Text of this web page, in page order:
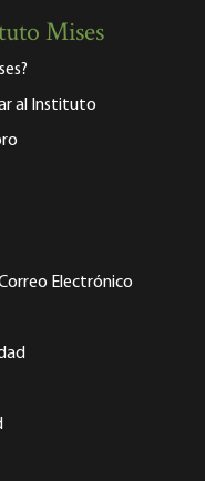
Mises
al Instituto
Electrónico